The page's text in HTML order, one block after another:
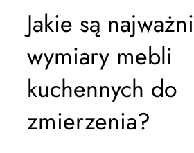
Jakie są
wymiary mebli
kuchennych do
zmierzenia?